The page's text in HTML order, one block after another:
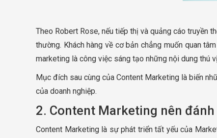
Theo Robert Rose, nếu tiếp thị và quảng cáo truyền
thường. Khách hàng về cơ bản chẳng muốn quan
marketing là công việc sáng tạo những nội dung thú
Mục đích sau cùng của Content Marketing là biến
của doanh nghiệp.
2. Content Marketing nên đánh
Content Marketing là sự phát triển tất yếu của